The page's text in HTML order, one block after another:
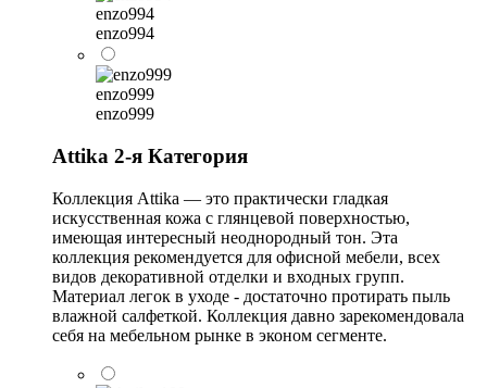
enzo994
enzo994
enzo999
enzo999
Attika 2-я Категория
Коллекция Attika — это практически гладкая
искусственная кожа с глянцевой поверхностью,
имеющая интересный неоднородный тон. Эта
коллекция рекомендуется для офисной мебели, всех
видов декоративной отделки и входных групп.
Материал легок в уходе - достаточно протирать пыль
влажной салфеткой. Коллекция давно зарекомендовала
себя на мебельном рынке в эконом сегменте.